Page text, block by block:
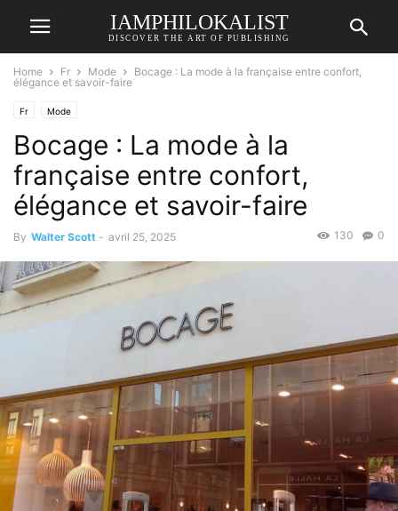
IAMPHILOKALIST
DISCOVER THE ART OF PUBLISHING
Home Fr Mode
Bocage : La mode à la française entre confort,
élégance et savoir-faire
Fr Mode
Bocage : La mode à la
française entre confort,
élégance et savoir-faire
By Walter Scott - avril 25, 2025 0
130